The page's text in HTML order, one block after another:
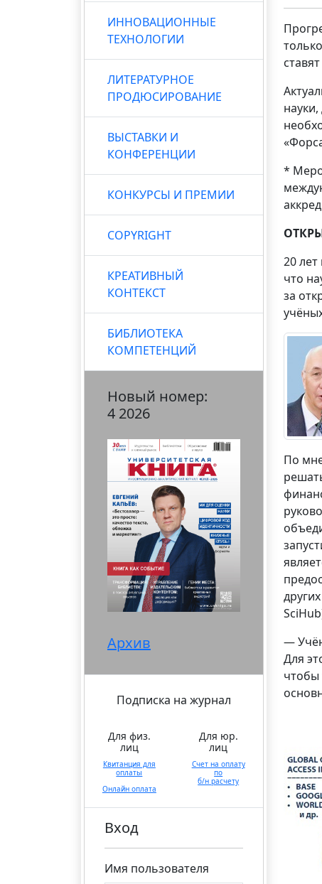
ИННОВАЦИОННЫЕ
ТЕХНОЛОГИИ
ЛИТЕРАТУРНОЕ
ПРОДЮСИРОВАНИЕ
ВЫСТАВКИ И
КОНФЕРЕНЦИИ
КОНКУРСЫ И ПРЕМИИ
COPYRIGHT
КРЕАТИВНЫЙ
КОНТЕКСТ
БИБЛИОТЕКА
КОМПЕТЕНЦИЙ
Новый номер:
4 2026
Архив
Подписка на журнал
Для физ.
лиц
Квитанция для
оплаты
Онлайн оплата
Для юр.
лиц
Счет на оплату
по
б/н расчету
Вход
Имя пользователя
*
20
что
за
По
—
Для
чтобы